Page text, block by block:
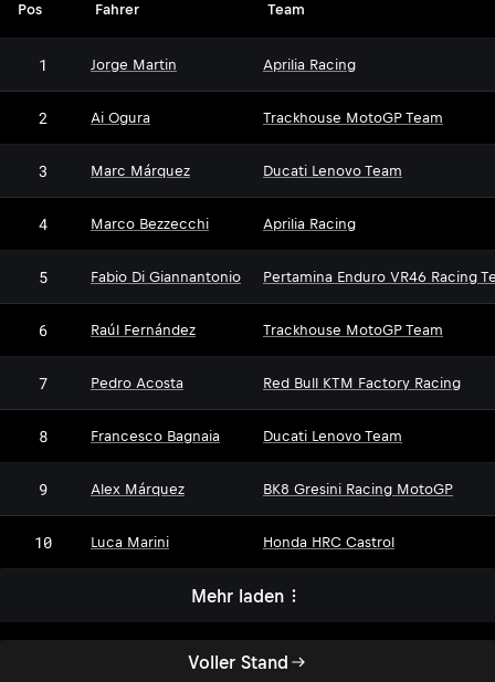
Voller Stand
Pos Fahrer Team
1 Jorge Martin Aprilia Racing
2 Ai Ogura Trackhouse MotoGP Team
3 Marc Márquez Ducati Lenovo Team
4 Marco Bezzecchi Aprilia Racing
5 Fabio Di Giannantonio Pertamina Enduro VR46 Racing
6 Raúl Fernández Trackhouse MotoGP Team
7 Pedro Acosta Red Bull KTM Factory Racing
8 Francesco Bagnaia Ducati Lenovo Team
9 Alex Márquez BK8 Gresini Racing MotoGP
10 Luca Marini Honda HRC Castrol
Mehr laden